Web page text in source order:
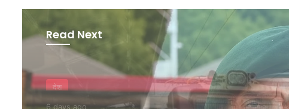
Read Next
देश
2 weeks ago